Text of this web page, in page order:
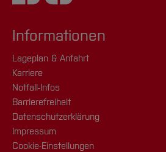
Informationen
Lageplan & Anfahrt
Karriere
Notfall-Infos
Barrierefreiheit
Datenschutzerklärung
Impressum
Cookie-Einstellungen